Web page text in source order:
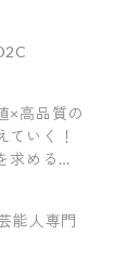
×高品質の
ていく！
求めるあ
能人専門